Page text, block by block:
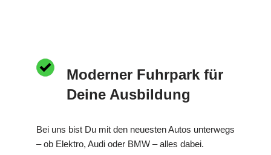
Moderner Fuhrpark für
Deine Ausbildung
Bei uns bist Du mit den neuesten Autos unterwegs
– ob Elektro, Audi oder BMW – alles dabei.